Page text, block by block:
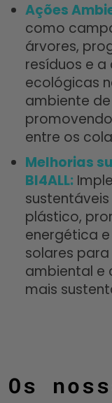
Ações
como
árvores,
resíduos e
ecológicas
ambiente
entre os
Melhorias
BI4ALL:
plástico,
energética
solares
ambiental e
mais
Os